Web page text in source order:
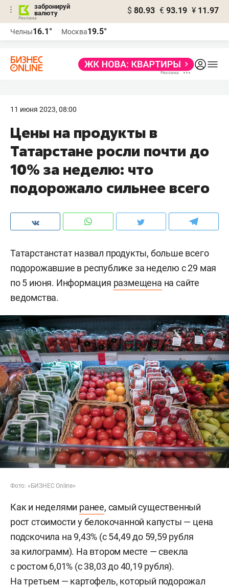
забронируй
валюту
$ 80.93 € 93.19 ¥ 11.97
Челны16.1° Москва19.5°
11 июня 2023, 08:00
Цены на продукты в
Татарстане росли почти до
10% за неделю: что
подорожало сильнее всего
Татарстанстат назвал продукты, больше всего
подорожавшие в республике за неделю с 29 мая
по 5 июня. Информация размещена на сайте
ведомства.
Фото: «БИЗНЕС Online»
Как и неделями ранее, самый существенный
рост стоимости у белокочанной капусты — цена
подскочила на 9,43% (с 54,49 до 59,59 рубля
за килограмм). На втором месте — свекла
с ростом 6,01% (с 38,03 до 40,19 рубля).
На третьем — картофель, который подорожал